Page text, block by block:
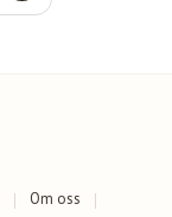
Om oss